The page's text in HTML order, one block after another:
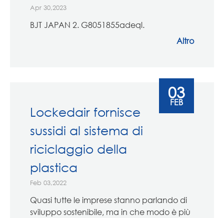
Apr 30,2023
BJT JAPAN 2. G8051855adeql.
Altro
Lockedair fornisce
sussidi al sistema di
riciclaggio della
plastica
Feb 03,2022
Quasi tutte le imprese stanno parlando di
sviluppo sostenibile, ma in che modo è più
03
FEB